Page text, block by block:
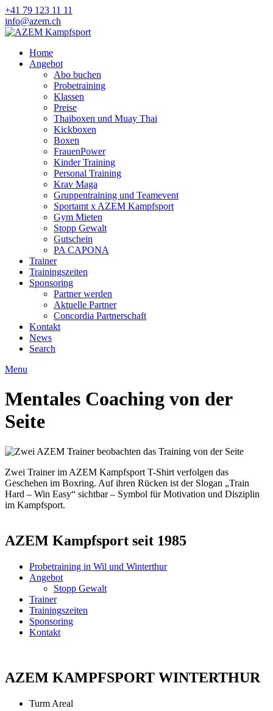
+41 79 123 11 11
info@azem.ch
Home
Angebot
Abo buchen
Probetraining
Klassen
Preise
Thaiboxen und Muay Thai
Kickboxen
Boxen
FrauenPower
Kinder Training
Personal Training
Krav Maga
Gruppentraining und Teamevent
Sportamt x AZEM Kampfsport
Gym Mieten
Stopp Gewalt
Gutschein
PA CAPONA
Trainer
Trainingszeiten
Sponsoring
Partner werden
Aktuelle Partner
Concordia Partnerschaft
Kontakt
News
Search
Menu
Mentales Coaching von der
Seite
Zwei Trainer im AZEM Kampfsport T-Shirt verfolgen das
Geschehen im Boxring. Auf ihren Rücken ist der Slogan „Train
Hard – Win Easy“ sichtbar – Symbol für Motivation und Disziplin
im Kampfsport.
AZEM Kampfsport seit 1985
Probetraining in Wil und Winterthur
Angebot
Stopp Gewalt
Trainer
Trainingszeiten
Sponsoring
Kontakt
AZEM KAMPFSPORT WINTERTHUR
Turm Areal